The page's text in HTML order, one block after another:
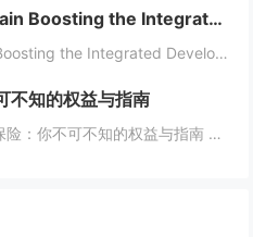
Research on Blockchain Boosting the Integrated Development of the Digital Economy and Real Economy
Research on Blockchain Boosting the Integrated Development of the Digital Economy and Real EconomyAuthors: Fnu Oud...
不知的权益与指南
【文章开始】 成都市社会保险：你不可不知的权益与指南 你有没有算过一笔账？每个月工资条上“五险一金”那栏，总要扣掉好几百甚至上千块。这些钱到底去哪了？跟我有什么关系？尤其是生活在成都，这座飞速发展的城市里，社保这东西，感觉离我们很远，但实...